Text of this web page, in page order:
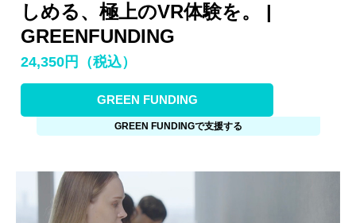
しめる、極上のVR体験を。 |
GREENFUNDING
24,350円（税込）
GREEN FUNDING
GREEN FUNDINGで支援する